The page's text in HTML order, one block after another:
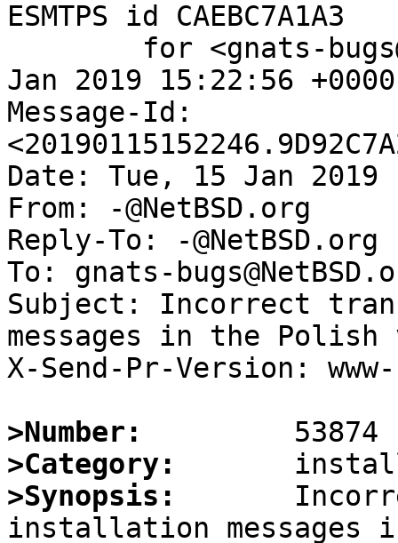
ESMTPS id CAEBC7A1A3
Jan 2019 15:22:56
Message-Id:
Date: Tue, 15 Jan 2019
From: -@NetBSD.org
Reply-To: -@NetBSD.org
To: gnats-
Subject: Incorrect
messages in the Polish
X-Send-Pr-Version:
>Number:
>Category:
>Synopsis: